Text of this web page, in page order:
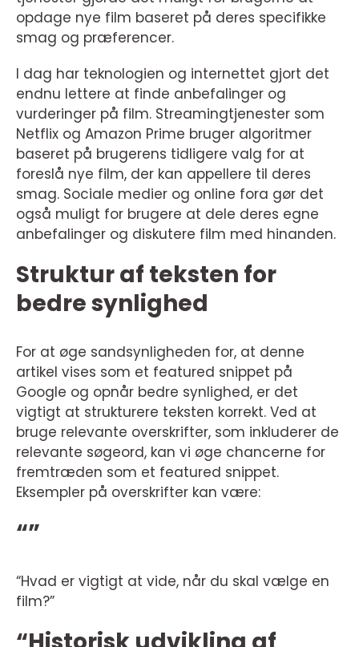
opdage nye film baseret på deres specifikke
smag og præferencer.
I dag har teknologien og internettet gjort det
endnu lettere at finde anbefalinger og
vurderinger på film. Streamingtjenester som
Netflix og Amazon Prime bruger algoritmer
baseret på brugerens tidligere valg for at
foreslå nye film, der kan appellere til deres
smag. Sociale medier og online fora gør det
også muligt for brugere at dele deres egne
anbefalinger og diskutere film med hinanden.
Struktur af teksten for
bedre synlighed
For at øge sandsynligheden for, at denne
artikel vises som et featured snippet på
Google og opnår bedre synlighed, er det
vigtigt at strukturere teksten korrekt. Ved at
bruge relevante overskrifter, som inkluderer de
relevante søgeord, kan vi øge chancerne for
fremtræden som et featured snippet.
Eksempler på overskrifter kan være:
“”
“Hvad er vigtigt at vide, når du skal vælge en
film?”